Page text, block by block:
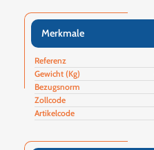
Merkmale
Referenz
Gewicht (Kg)
Bezugsnorm
Zollcode
Artikelcode